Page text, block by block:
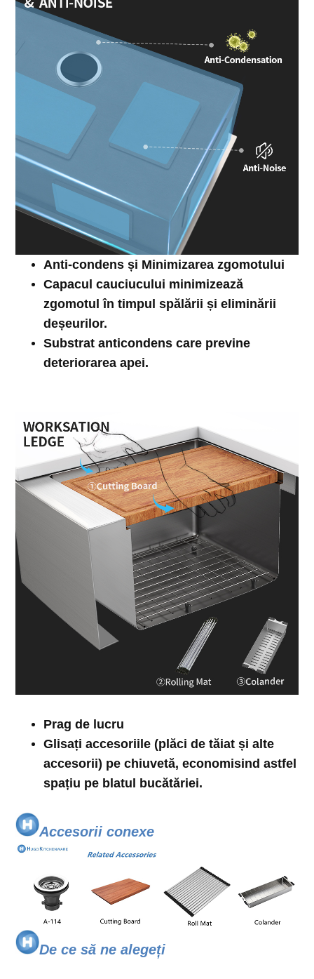
Anti-condens și Minimizarea zgomotului
Capacul cauciucului minimizează
zgomotul în timpul spălării și eliminării
deșeurilor.
Substrat anticondens care previne
deteriorarea apei.
Prag de lucru
Glisați accesoriile (plăci de tăiat și alte
accesorii) pe chiuvetă, economisind astfel
spațiu pe blatul bucătăriei.
Accesorii conexe
De ce să ne alegeți